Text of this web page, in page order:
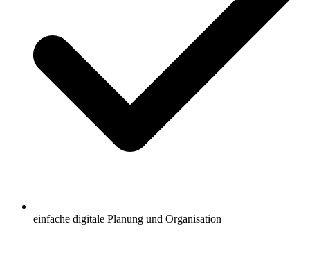
einfache digitale Planung und Organisation